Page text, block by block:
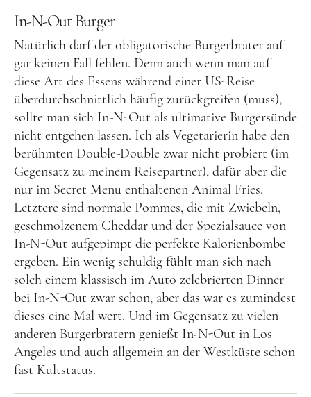
Spanien
Zypern
Westeuropa
Belgien
Deutschland
Frankreich
Großbritannien
Gibraltar
Nordirland
Irland
Luxemburg
Niederlande
Österreich
In-N-Out Burger
Natürlich darf der obligatorische Burgerbrater auf
gar keinen Fall fehlen. Denn auch wenn man auf
diese Art des Essens während einer US-Reise
überdurchschnittlich häufig zurückgreifen (muss),
sollte man sich In-N-Out als ultimative Burgersünde
nicht entgehen lassen. Ich als Vegetarierin habe den
berühmten Double-Double zwar nicht probiert (im
Gegensatz zu meinem Reisepartner), dafür aber die
nur im Secret Menu enthaltenen Animal Fries.
Letztere sind normale Pommes, die mit Zwiebeln,
geschmolzenem Cheddar und der Spezialsauce von
In-N-Out aufgepimpt die perfekte Kalorienbombe
ergeben. Ein wenig schuldig fühlt man sich nach
solch einem klassisch im Auto zelebrierten Dinner
bei In-N-Out zwar schon, aber das war es zumindest
dieses eine Mal wert. Und im Gegensatz zu vielen
anderen Burgerbratern genießt In-N-Out in Los
Angeles und auch allgemein an der Westküste schon
fast Kultstatus.